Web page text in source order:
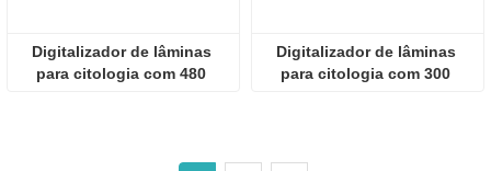
Digitalizador de lâminas
para citologia com 480
Digitalizador de lâminas
para citologia com 300